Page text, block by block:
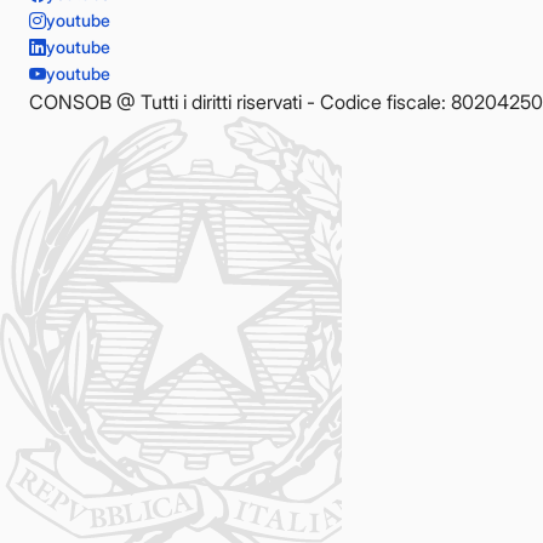
youtube
youtube
youtube
CONSOB @ Tutti i diritti riservati - Codice fiscale: